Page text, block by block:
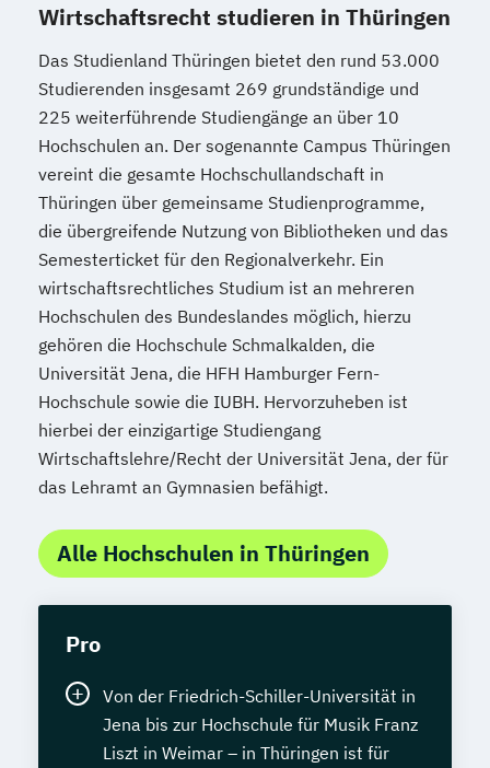
Wirtschaftsrecht studieren in Thüringen
Das Studienland Thüringen bietet den rund 53.000
Studierenden insgesamt 269 grundständige und
225 weiterführende Studiengänge an über 10
Hochschulen an. Der sogenannte Campus Thüringen
vereint die gesamte Hochschullandschaft in
Thüringen über gemeinsame Studienprogramme,
die übergreifende Nutzung von Bibliotheken und das
Semesterticket für den Regionalverkehr. Ein
wirtschaftsrechtliches Studium ist an mehreren
Hochschulen des Bundeslandes möglich, hierzu
gehören die Hochschule Schmalkalden, die
Universität Jena, die HFH Hamburger Fern-
Hochschule sowie die IUBH. Hervorzuheben ist
hierbei der einzigartige Studiengang
Wirtschaftslehre/Recht der Universität Jena, der für
das Lehramt an Gymnasien befähigt.
Alle Hochschulen in Thüringen
Pro
Von der Friedrich-Schiller-Universität in
Jena bis zur Hochschule für Musik Franz
Liszt in Weimar – in Thüringen ist für